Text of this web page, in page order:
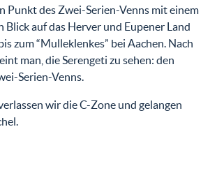
Punkt des Zwei-Serien-Venns mit einem
Blick auf das Herver und Eupener Land
zum “Mulleklenkes” bei Aachen. Nach
man, die Serengeti zu sehen: den
Serien-Venns.
wir die C-Zone und gelangen